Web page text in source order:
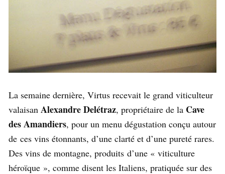
La semaine dernière, Virtus recevait le grand viticulteur
valaisan Alexandre Delétraz, propriétaire de la Cave
des Amandiers, pour un menu dégustation conçu autour
de ces vins étonnants, d’une clarté et d’une pureté rares.
Des vins de montagne, produits d’une « viticulture
héroïque », comme disent les Italiens, pratiquée sur des